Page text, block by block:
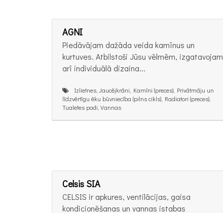
AGNI
Piedāvājam dažāda veida kamīnus un
kurtuves. Atbilstoši Jūsu vēlmēm, izgatavojam
arī individuālā dizaina...
Izlietnes, Jaucējkrāni, Kamīni (preces), Privātmāju un
līdzvērtīgu ēku būvniecība (pilns cikls), Radiatori (preces),
Tualetes podi, Vannas
Celsis SIA
CELSIS ir apkures, ventilācijas, gaisa
kondicionēšanas un vannas istabas